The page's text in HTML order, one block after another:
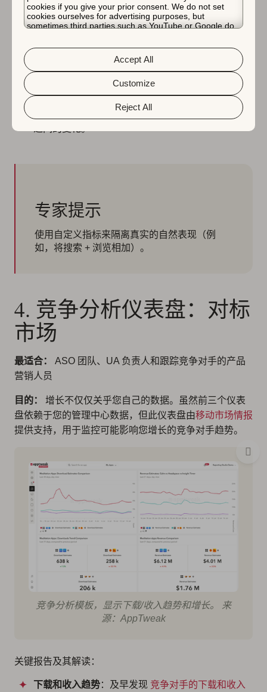
cookies if you give your prior consent. We do not set
cookies ourselves for advertising purposes, but
sometimes third parties such as YouTube or Google do.
about the protection of your personal data and the
different cookies we use, please read our
&Privacy Policy. You can customize your cookie settings
and preferences by clicking the “Customize” button.
Reject All
Customize
Accept All
两个商店的总下载量：全面了解您在两个商店的综合
：了解每个商店如何促进增长。这有
助于设定 OKR 或调整预算。
：跟踪增长是来自更高的可见性（曝光
量）、安装量的提升还是更好的转化。
商店内下载与外部下载
：发现 ASO 和付费 UA 表现
专家提示
使用自定义指标来隔离真实的自然表现（例
如，将搜索 + 浏览相加）。
4. 竞争分析仪表盘：对标
市场
最适合：
ASO 团队、UA 负责人和跟踪竞争对手的产品
营销人员
目的：
增长不仅仅关乎您自己的数据。虽然前三个仪表
盘依赖于您的管理中心数据，但此仪表盘由移动市场情报
提供支持，用于监控可能影响您增长的竞争对手趋势。
竞争分析模板，显示下载/收入趋势和增长。 来
源：AppTweak
关键报告及其解读：
下载和收入趋势：及早发现 竞争对手的下载和收入